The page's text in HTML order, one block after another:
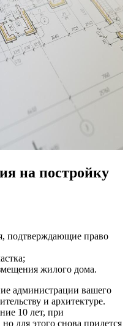
на постройку
подтверждающие право
жилого дома.
администрации вашего
и архитектуре.
10 лет, при
для этого снова придется